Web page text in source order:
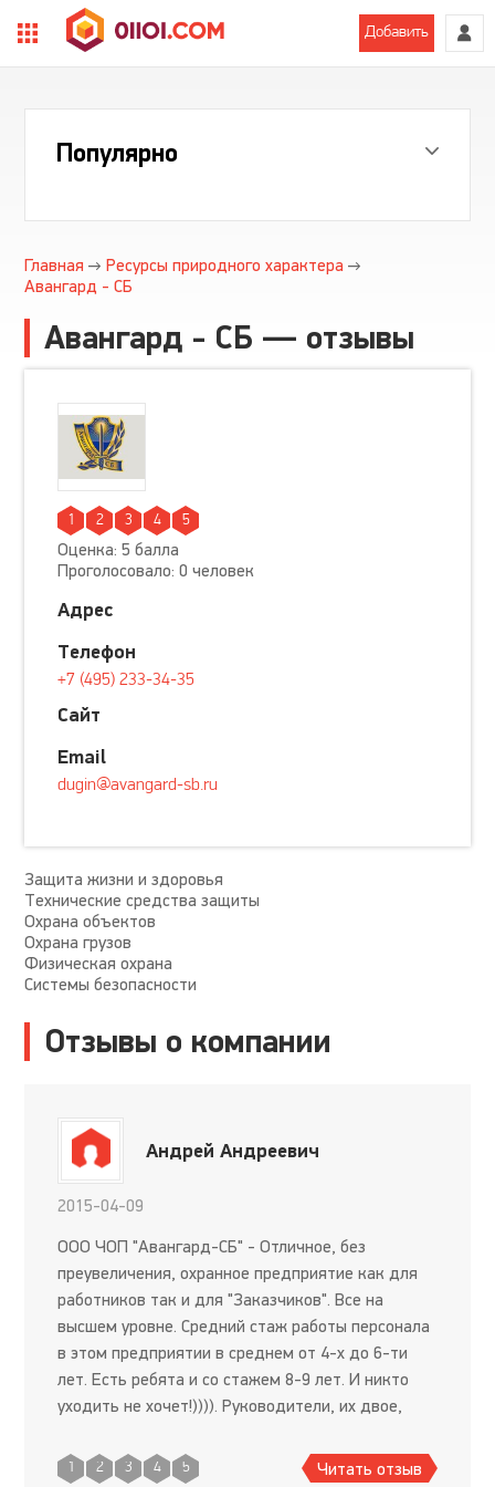
Добавить
Популярно
Главная
Ресурсы природного характера
Авангард - СБ
Авангард - СБ — отзывы
1 2 3 4 5
Оценка: 5 балла
Проголосовало: 0 человек
Адрес
Телефон
+7 (495) 233-34-35
Сайт
Email
dugin@avangard-sb.ru
Защита жизни и здоровья
Технические средства защиты
Охрана объектов
Охрана грузов
Физическая охрана
Системы безопасности
Отзывы о компании
Андрей Андреевич
2015-04-09
ООО ЧОП "Авангард-СБ" - Отличное, без
преувеличения, охранное предприятие как для
работников так и для "Заказчиков". Все на
высшем уровне. Средний стаж работы персонала
в этом предприятии в среднем от 4-х до 6-ти
лет. Есть ребята и со стажем 8-9 лет. И никто
уходить не хочет!)))). Руководители, их двое,
безопасности бизнеса" еще в
1 2 3 4 5 Читать отзыв